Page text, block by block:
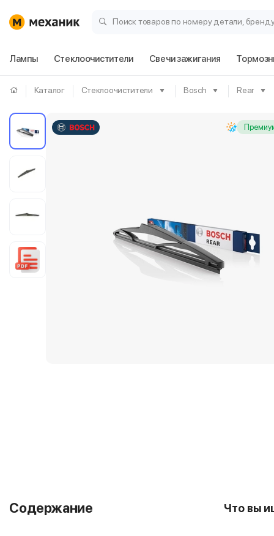
Поиск товаров по номеру детали,
Лампы Стеклоочистители Свечи зажигания
Каталог Стеклоочистители Bosch Rear
Содержание Что вы